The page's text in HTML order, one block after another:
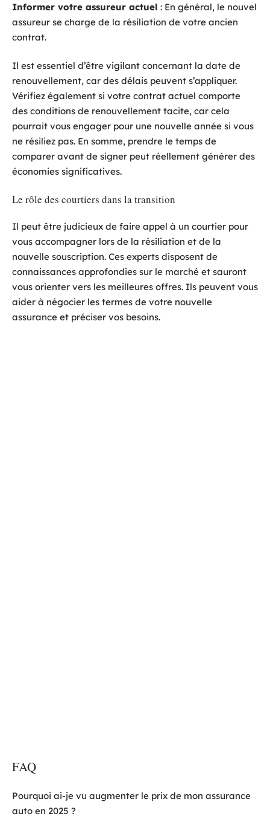
Informer votre assureur actuel : En général, le nouvel
assureur se charge de la résiliation de votre ancien
contrat.
Il est essentiel d’être vigilant concernant la date de
renouvellement, car des délais peuvent s’appliquer.
Vérifiez également si votre contrat actuel comporte
des conditions de renouvellement tacite, car cela
pourrait vous engager pour une nouvelle année si vous
ne résiliez pas. En somme, prendre le temps de
comparer avant de signer peut réellement générer des
économies significatives.
Le rôle des courtiers dans la transition
Il peut être judicieux de faire appel à un courtier pour
vous accompagner lors de la résiliation et de la
nouvelle souscription. Ces experts disposent de
connaissances approfondies sur le marché et sauront
vous orienter vers les meilleures offres. Ils peuvent vous
aider à négocier les termes de votre nouvelle
assurance et préciser vos besoins.
FAQ
Pourquoi ai-je vu augmenter le prix de mon assurance
auto en 2025 ?